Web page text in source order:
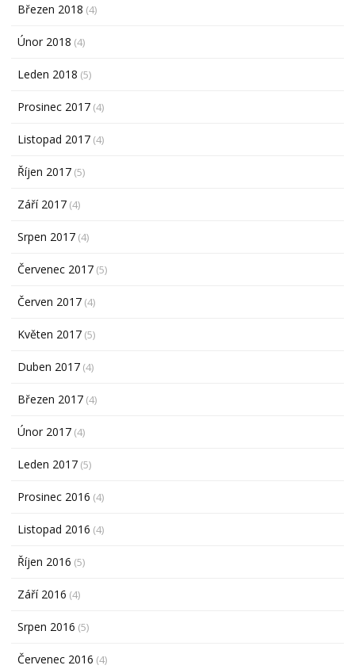
Březen 2018 (4)
Únor 2018 (4)
Leden 2018 (5)
Prosinec 2017 (4)
Listopad 2017 (4)
Říjen 2017 (5)
Září 2017 (4)
Srpen 2017 (4)
Červenec 2017 (5)
Červen 2017 (4)
Květen 2017 (5)
Duben 2017 (4)
Březen 2017 (4)
Únor 2017 (4)
Leden 2017 (5)
Prosinec 2016 (4)
Listopad 2016 (4)
Říjen 2016 (5)
Září 2016 (4)
Srpen 2016 (5)
Červenec 2016 (4)